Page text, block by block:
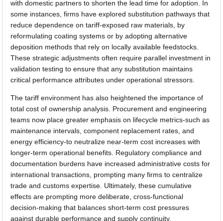
with domestic partners to shorten the lead time for adoption. In
some instances, firms have explored substitution pathways that
reduce dependence on tariff-exposed raw materials, by
reformulating coating systems or by adopting alternative
deposition methods that rely on locally available feedstocks.
These strategic adjustments often require parallel investment in
validation testing to ensure that any substitution maintains
critical performance attributes under operational stressors.
The tariff environment has also heightened the importance of
total cost of ownership analysis. Procurement and engineering
teams now place greater emphasis on lifecycle metrics-such as
maintenance intervals, component replacement rates, and
energy efficiency-to neutralize near-term cost increases with
longer-term operational benefits. Regulatory compliance and
documentation burdens have increased administrative costs for
international transactions, prompting many firms to centralize
trade and customs expertise. Ultimately, these cumulative
effects are prompting more deliberate, cross-functional
decision-making that balances short-term cost pressures
against durable performance and supply continuity.